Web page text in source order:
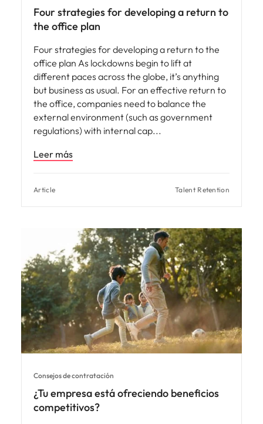
Four strategies for developing a return to
the office plan
Four strategies for developing a return to the
office plan As lockdowns begin to lift at
different paces across the globe, it’s anything
but business as usual. For an effective return to
the office, companies need to balance the
external environment (such as government
regulations) with internal cap
Leer más
Article Talent Retention
Consejos de contratación
¿Tu empresa está ofreciendo beneficios
competitivos?